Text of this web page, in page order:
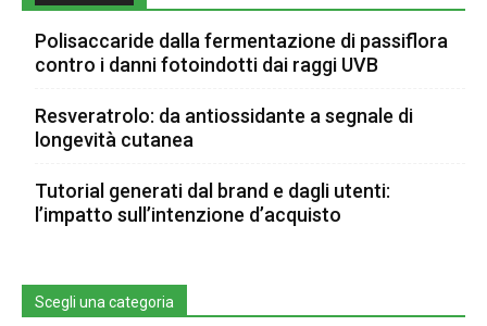
Polisaccaride dalla fermentazione di passiflora
contro i danni fotoindotti dai raggi UVB
Resveratrolo: da antiossidante a segnale di
longevità cutanea
Tutorial generati dal brand e dagli utenti:
l’impatto sull’intenzione d’acquisto
Scegli una categoria